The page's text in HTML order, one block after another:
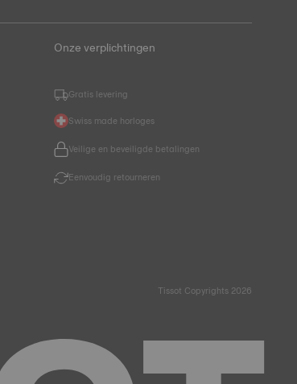
Onze verplichtingen
Gratis levering
Swiss made horloges
Veilige en beveiligde betalingen
Eenvoudig retourneren
Tissot Copyrights 2026